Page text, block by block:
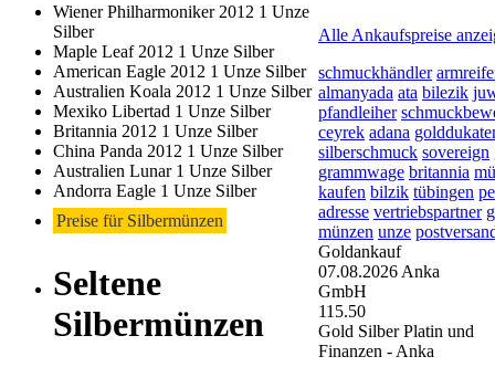
Wiener Philharmoniker 2012 1 Unze
Silber
Maple Leaf 2012 1 Unze Silber
American Eagle 2012 1 Unze Silber
Australien Koala 2012 1 Unze Silber
Mexiko Libertad 1 Unze Silber
Britannia 2012 1 Unze Silber
China Panda 2012 1 Unze Silber
Australien Lunar 1 Unze Silber
Andorra Eagle 1 Unze Silber
Preise für Silbermünzen
Seltene
Silbermünzen
Alle Ankaufspreise
schmuckhändler
almanyada ata bilezik
pfandleiher
ceyrek adana
silberschmuck sovereign
grammwage britannia
kaufen bilzik tübingen
adresse vertriebspartner
münzen unze
Goldankauf
07.08.2026 Anka
GmbH
115.50
Gold Silber Platin und
Finanzen - Anka